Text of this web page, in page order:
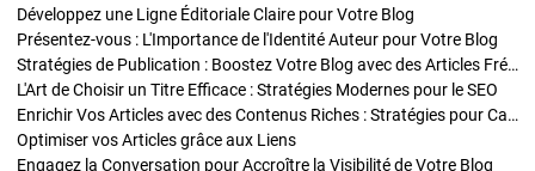
Développez une Ligne Éditoriale Claire pour Votre Blog
Présentez-vous : L'Importance de l'Identité Auteur pour Votre Blog
Stratégies de Publication : Boostez Votre Blog avec des Articles Fréquents et Exclusifs
L'Art de Choisir un Titre Efficace : Stratégies Modernes pour le SEO
Enrichir Vos Articles avec des Contenus Riches : Stratégies pour Captiver et Optimiser
Optimiser vos Articles grâce aux Liens
Engagez la Conversation pour Accroître la Visibilité de Votre Blog